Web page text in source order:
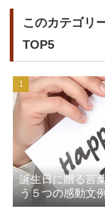
このカテゴリ
TOP5
誕生日に贈る言
う５つの感動文